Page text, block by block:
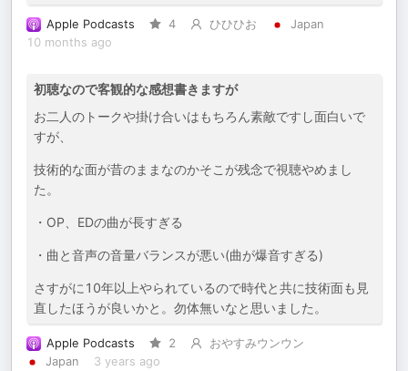
Apple Podcasts 4 ひひひお
Japan
10 months ago
初聴なので客観的な感想書きますが
お二人のトークや掛け合いはもちろん素敵ですし面白いで
すが、
技術的な面が昔のままなのかそこが残念で視聴やめまし
た。
・OP、EDの曲が長すぎる
・曲と音声の音量バランスが悪い(曲が爆音すぎる)
さすがに10年以上やられているので時代と共に技術面も見
直したほうが良いかと。勿体無いなと思いました。
Apple Podcasts 2
おやすみウンウン
Japan
3 years ago